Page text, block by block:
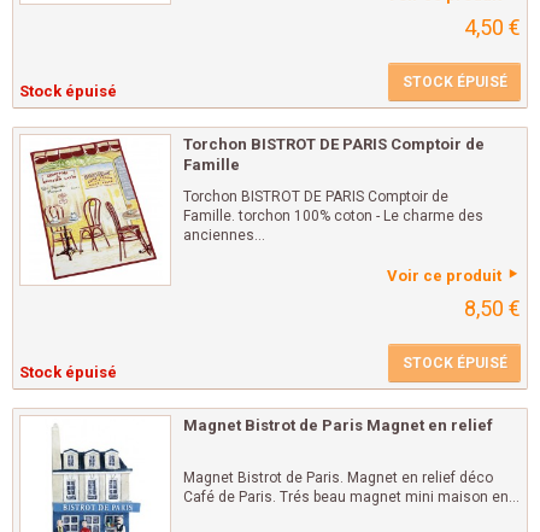
4,50 €
Stock épuisé STOCK ÉPUISÉ
Torchon BISTROT DE PARIS Comptoir de
Famille
Torchon BISTROT DE PARIS Comptoir de
Famille. torchon 100% coton - Le charme des
anciennes...
Voir ce produit
8,50 €
Stock épuisé STOCK ÉPUISÉ
Magnet Bistrot de Paris Magnet en relief
Magnet Bistrot de Paris. Magnet en relief déco
Café de Paris. Trés beau magnet mini maison en...